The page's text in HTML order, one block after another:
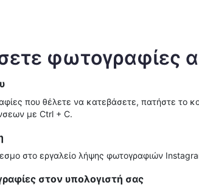
φωτογραφίες
που θέλετε να κατεβάσετε, πατήστε το
με Ctrl + C.
στο εργαλείο λήψης φωτογραφιών
στον υπολογιστή σας